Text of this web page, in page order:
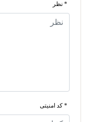
* نظر
* کد امنیتی